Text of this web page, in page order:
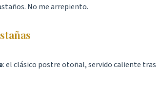
No me arrepiento.
: el clásico postre otoñal, servido caliente tras